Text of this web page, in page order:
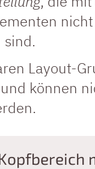
nicht
sind.
Layout-
können